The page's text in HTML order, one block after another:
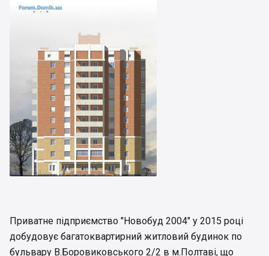
Приватне підприємство "Новобуд 2004" у 2015 році
добудовує багатоквартирний житловий будинок по
бульвару В.Боровиковського 2/2 в м.Полтаві, що